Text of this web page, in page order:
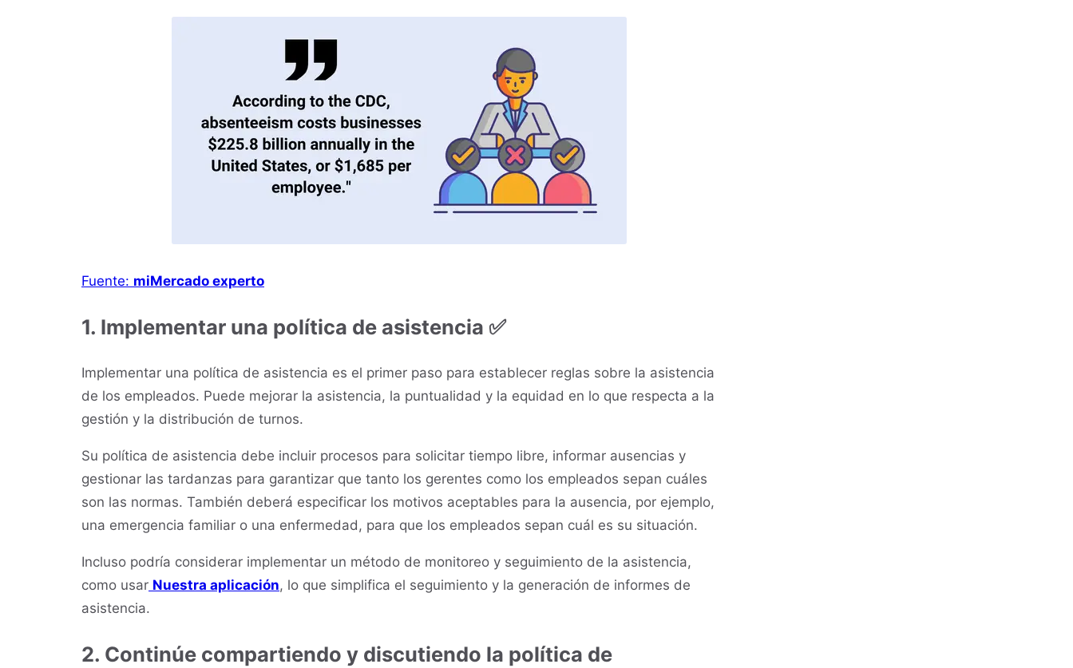
Fuente: miMercado experto
1. Implementar una política de asistencia ✅
Implementar una política de asistencia es el primer paso para establecer reglas sobre la asistencia
de los empleados. Puede mejorar la asistencia, la puntualidad y la equidad en lo que respecta a la
gestión y la distribución de turnos.
Su política de asistencia debe incluir procesos para solicitar tiempo libre, informar ausencias y
gestionar las tardanzas para garantizar que tanto los gerentes como los empleados sepan cuáles
son las normas. También deberá especificar los motivos aceptables para la ausencia, por ejemplo,
una emergencia familiar o una enfermedad, para que los empleados sepan cuál es su situación.
Incluso podría considerar implementar un método de monitoreo y seguimiento de la asistencia,
como usar Nuestra aplicación, lo que simplifica el seguimiento y la generación de informes de
asistencia.
2. Continúe compartiendo y discutiendo la política de